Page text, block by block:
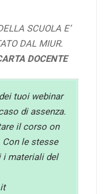
SCUOLA E’
DAL MIUR.
DOCENTE
tuoi webinar
di assenza.
il corso on
Con le stesse
i materiali del